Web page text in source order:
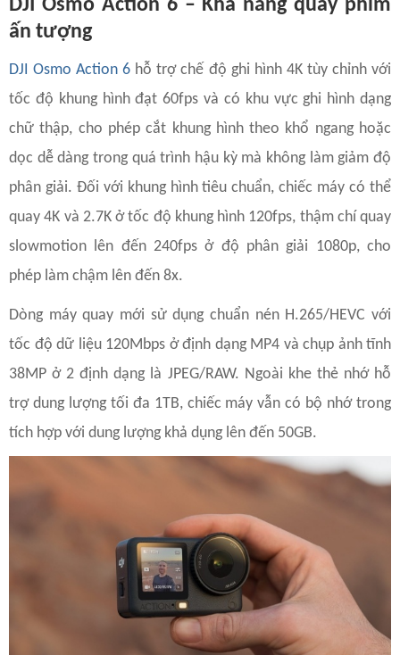
DJI Osmo Action 6 – Khả năng quay phim
ấn tượng
DJI Osmo Action 6 hỗ trợ chế độ ghi hình 4K tùy chỉnh với
tốc độ khung hình đạt 60fps và có khu vực ghi hình dạng
chữ thập, cho phép cắt khung hình theo khổ ngang hoặc
dọc dễ dàng trong quá trình hậu kỳ mà không làm giảm độ
phân giải. Đối với khung hình tiêu chuẩn, chiếc máy có thể
quay 4K và 2.7K ở tốc độ khung hình 120fps, thậm chí quay
slowmotion lên đến 240fps ở độ phân giải 1080p, cho
phép làm chậm lên đến 8x.
Dòng máy quay mới sử dụng chuẩn nén H.265/HEVC với
tốc độ dữ liệu 120Mbps ở định dạng MP4 và chụp ảnh tĩnh
38MP ở 2 định dạng là JPEG/RAW. Ngoài khe thẻ nhớ hỗ
trợ dung lượng tối đa 1TB, chiếc máy vẫn có bộ nhớ trong
tích hợp với dung lượng khả dụng lên đến 50GB.